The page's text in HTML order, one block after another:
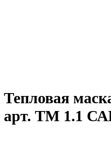
Тепловая
арт. ТМ 1.1